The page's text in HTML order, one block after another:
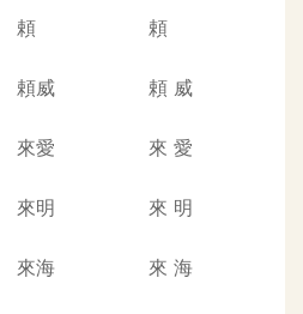
頼 頼
頼威 頼 威
來愛 來 愛
來明 來 明
來海 來 海